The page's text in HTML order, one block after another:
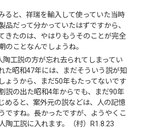
ると、祥瑞を輸入して使っていた当時
品だって分かっていたはずですから、
きたのは、やはりもうそのことが完全
のことなんでしょうね。
工説の方が忘れ去られてしまってい
た昭和47年には、まだそういう説が知
ょうから、まだ50年もたってないです
説の出た昭和4年からでも、まだ90年
めると、案外元の説などは、人の記憶
ですね。長かったですが、ようやくこ
陶工説に入れます。（村）R1.8.23